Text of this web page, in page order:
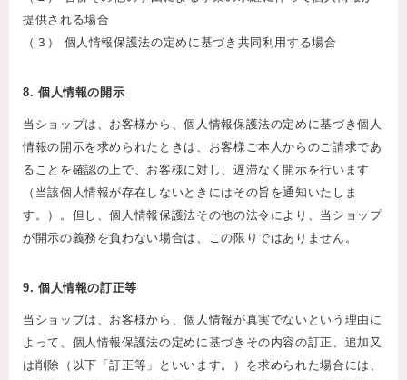
提供される場合
（３） 個人情報保護法の定めに基づき共同利用する場合
8. 個人情報の開示
当ショップは、お客様から、個人情報保護法の定めに基づき個人
情報の開示を求められたときは、お客様ご本人からのご請求であ
ることを確認の上で、お客様に対し、遅滞なく開示を行います
（当該個人情報が存在しないときにはその旨を通知いたしま
す。）。但し、個人情報保護法その他の法令により、当ショップ
が開示の義務を負わない場合は、この限りではありません。
9. 個人情報の訂正等
当ショップは、お客様から、個人情報が真実でないという理由に
よって、個人情報保護法の定めに基づきその内容の訂正、追加又
は削除（以下「訂正等」といいます。）を求められた場合には、